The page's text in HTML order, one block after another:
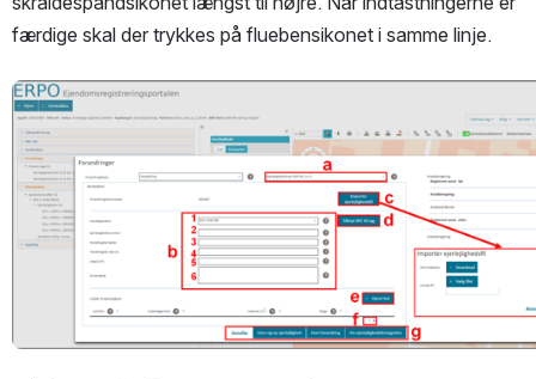
færdige skal der trykkes på fluebensikonet i samme linje.
Open